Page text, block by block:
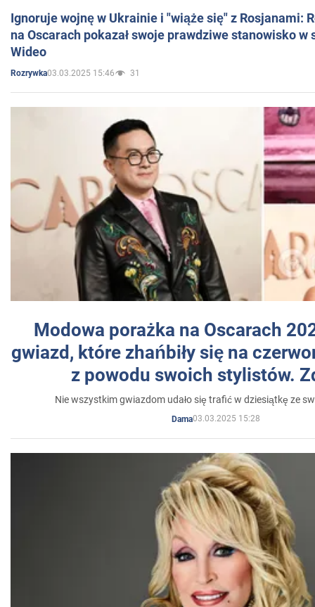
Ignoruje wojnę w Ukrainie i "wiąże się" z Rosjanami:
na Oscarach pokazał swoje prawdziwe stanowisko w
Wideo
Rozrywka03.03.2025 15:46 31
Modowa porażka na Oscarach
gwiazd, które zhańbiły się na
z powodu swoich stylistów.
Nie wszystkim gwiazdom udało się trafić w dziesiątkę ze
Dama03.03.2025 15:28